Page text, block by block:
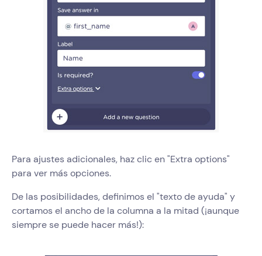
Para ajustes adicionales, haz clic en "Extra options"
para ver más opciones.
De las posibilidades, definimos el "texto de ayuda" y
cortamos el ancho de la columna a la mitad (¡aunque
siempre se puede hacer más!):